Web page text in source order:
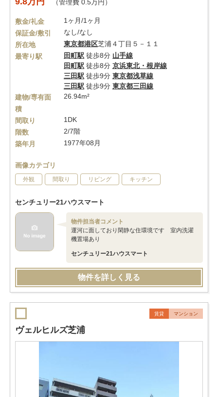
（管理費 0.5万円）
敷金/礼金
1ヶ月/1ヶ月
保証金/敷引
なし/なし
所在地
東京都港区芝浦４丁目５－１１
最寄り駅
田町駅 徒歩8分 山手線
田町駅 徒歩8分 京浜東北・根岸線
三田駅 徒歩9分 東京都浅草線
三田駅 徒歩9分 東京都三田線
建物/専有面
積
26.94m²
間取り
1DK
階数
2/7階
築年月
1977年08月
画像カテゴリ
外観 間取り リビング キッチン
センチュリー21ハウスマート
物件担当者コメント
運河に面しており閑静な住環境です 室内洗濯
機置場あり
センチュリー21ハウスマート
物件を詳しく見る
賃貸 マンション
ヴェルヒルズ芝浦